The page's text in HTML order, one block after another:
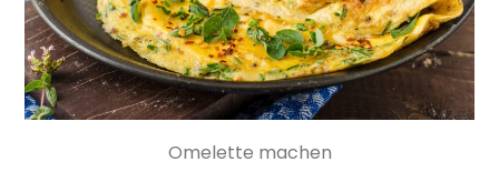
Omelette machen